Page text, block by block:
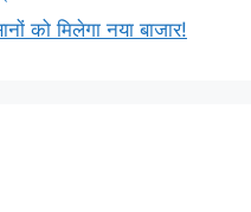
को मिलेगा नया बाजार!